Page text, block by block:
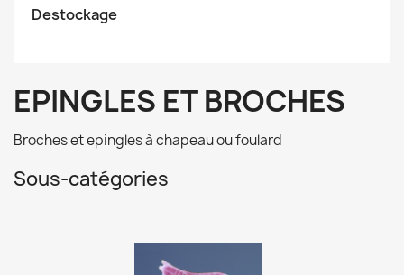
Destockage
EPINGLES ET BROCHES
Broches et epingles à chapeau ou foulard
Sous-catégories